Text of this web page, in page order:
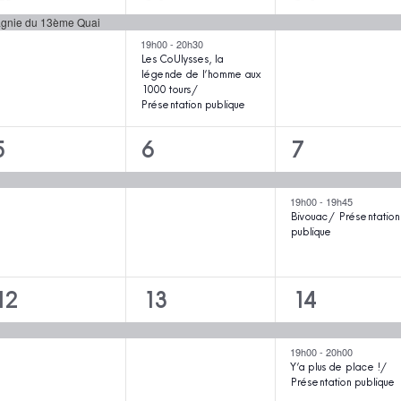
du 13ème Quai
évènements,
19h00- 20h30
Les CoUlysses, la
légende de l’homme aux
1000 tours /
Présentation publique
1
évènement,
6
2
7
19h00- 19h45
Bivouac / Présentation
publique
1
évènement,
13
2
14
19h00-20h00
Y’a plus de place ! /
Présentation publique